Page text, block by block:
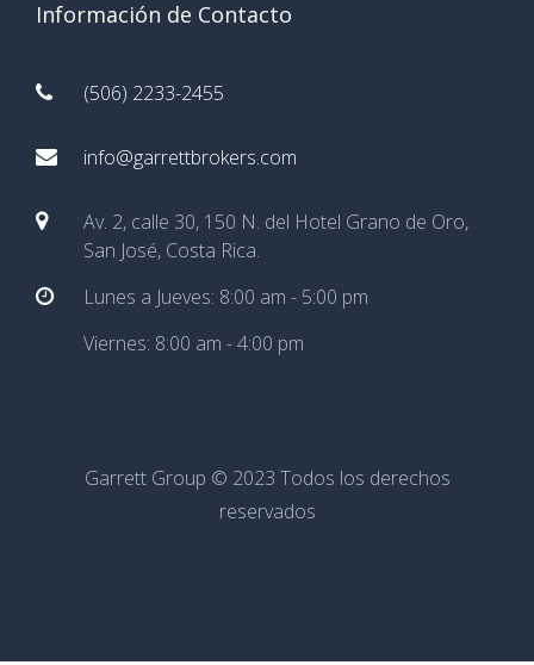
Información de Contacto
(506) 2233-2455
info@garrettbrokers.com
Av. 2, calle 30, 150 N. del Hotel Grano de Oro,
San José, Costa Rica.
Lunes a Jueves: 8:00 am - 5:00 pm
Viernes: 8:00 am - 4:00 pm
Garrett Group © 2023 Todos los derechos
reservados